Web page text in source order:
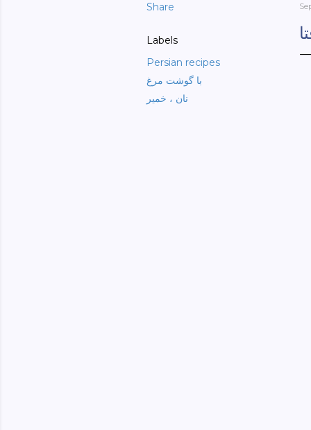
Share
Labels
Persian recipes
با گوشت مرغ
نان ، خمیر